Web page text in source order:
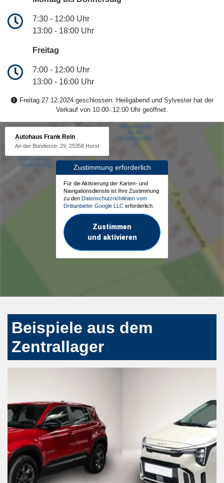
7:30 - 12:00 Uhr
13:00 - 18:00 Uhr
Freitag
7:00 - 12:00 Uhr
13:00 - 16:00 Uhr
Freitag 27.12.2024 geschlossen. Heiligabend und Sylvester hat der
Verkauf von 10.00-.12.00 Uhr geöffnet.
Autohaus Frank Rein
An der Bundesstr. 29, 25358 Horst
Zustimmung erforderlich
Für die Aktivierung der Karten- und
Navigationsdienste ist Ihre Zustimmung
zu den Datenschutzrichtlinien vom
Drittanbieter Google LLC erforderlich.
Zustimmen
und aktivieren
Beispiele aus dem
Zentrallager